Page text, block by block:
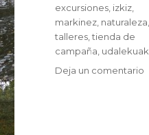
excursiones izkiz
markinez naturaleza
talleres ,tienda de
campaña udalekuak
Deja un comentario